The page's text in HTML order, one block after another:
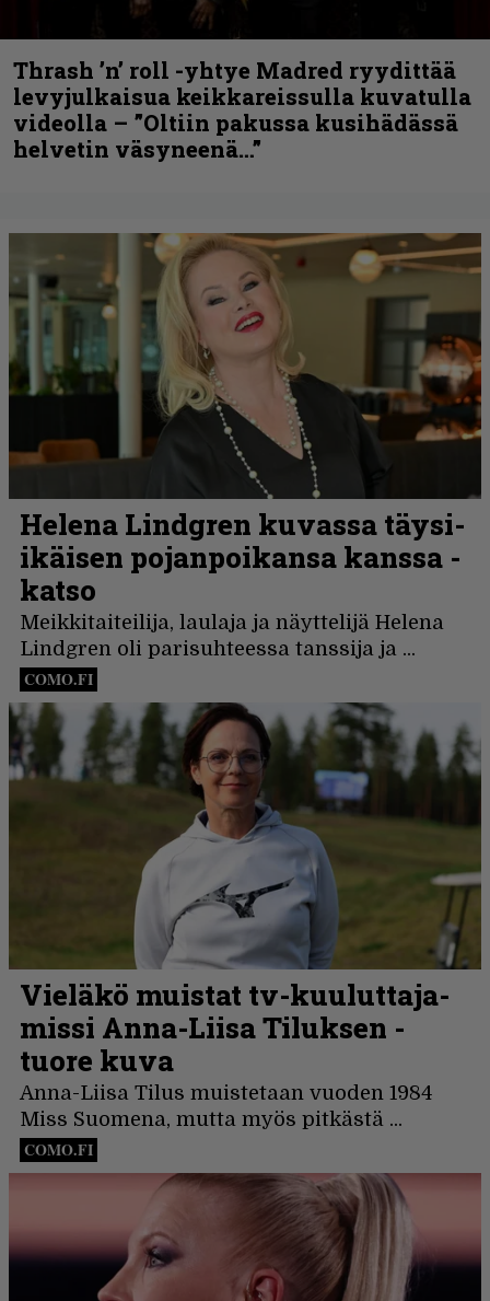
Thrash ’n’ roll -yhtye Madred ryydittää
levyjulkaisua keikkareissulla kuvatulla
videolla – ”Oltiin pakussa kusihädässä
helvetin väsyneenä…”